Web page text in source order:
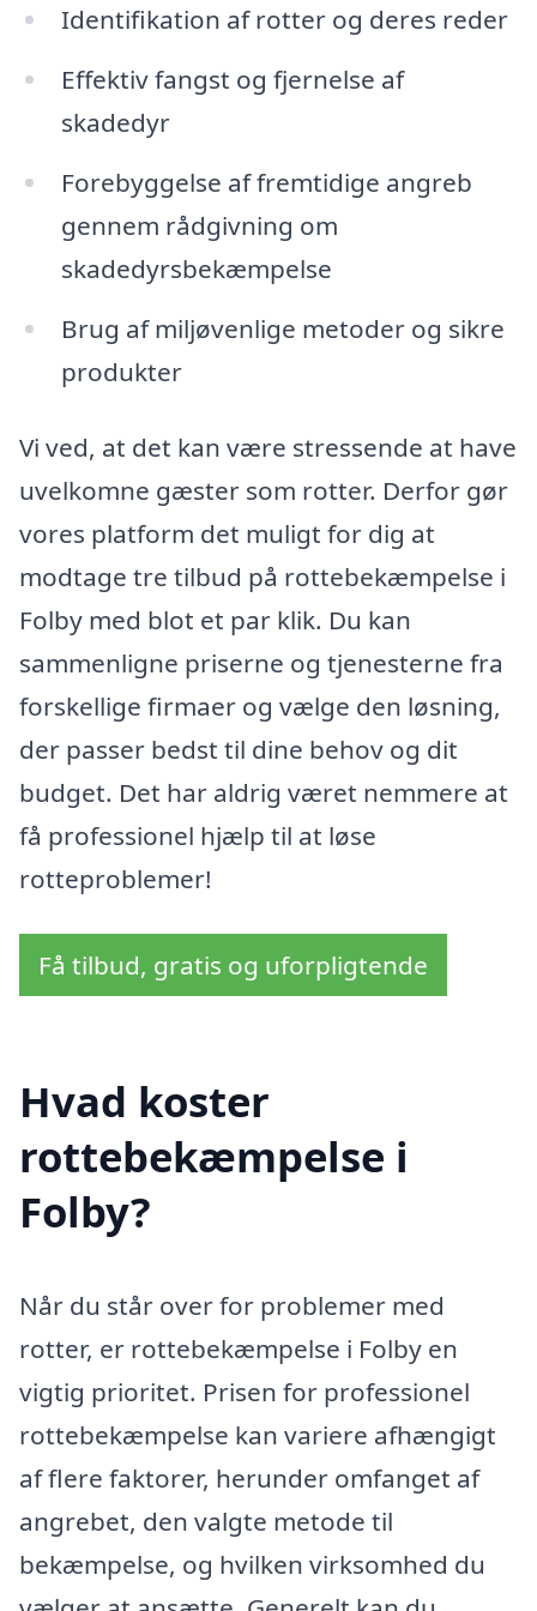
Identifikation af rotter og deres reder
Effektiv fangst og fjernelse af
skadedyr
Forebyggelse af fremtidige angreb
gennem rådgivning om
skadedyrsbekæmpelse
Brug af miljøvenlige metoder og sikre
produkter
Vi ved, at det kan være stressende at have
uvelkomne gæster som rotter. Derfor gør
vores platform det muligt for dig at
modtage tre tilbud på rottebekæmpelse i
Folby med blot et par klik. Du kan
sammenligne priserne og tjenesterne fra
forskellige firmaer og vælge den løsning,
der passer bedst til dine behov og dit
budget. Det har aldrig været nemmere at
få professionel hjælp til at løse
rotteproblemer!
Få tilbud, gratis og uforpligtende
Hvad koster
rottebekæmpelse i
Folby?
Når du står over for problemer med
rotter, er rottebekæmpelse i Folby en
vigtig prioritet. Prisen for professionel
rottebekæmpelse kan variere afhængigt
af flere faktorer, herunder omfanget af
angrebet, den valgte metode til
bekæmpelse, og hvilken virksomhed du